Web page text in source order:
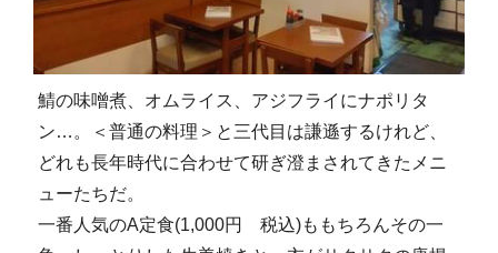
鯖の味噌煮、オムライス、アジフライにナポリタ
ン…。＜普通の料理＞と三代目は謙遜するけれど、
どれも長年時代に合わせて研ぎ澄まされてきたメニ
ューたちだ。
一番人気のA定食(1,000円 税込)ももちろんその一